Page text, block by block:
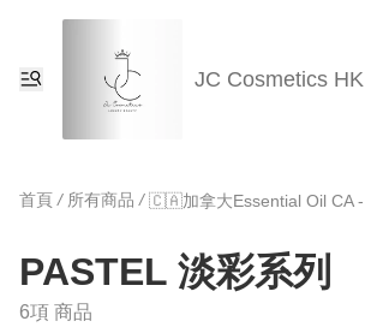
JC Cosmetics HK
首頁 / 所有商品 /
PASTEL 淡彩系列
6項 商品